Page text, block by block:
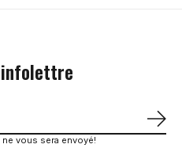
infolettre
vous sera envoyé!